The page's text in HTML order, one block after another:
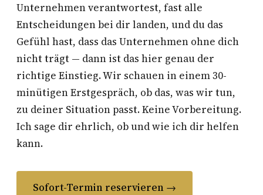
Unternehmen verantwortest, fast alle
Entscheidungen bei dir landen, und du das
Gefühl hast, dass das Unternehmen ohne dich
nicht trägt — dann ist das hier genau der
richtige Einstieg. Wir schauen in einem 30-
minütigen Erstgespräch, ob das, was wir tun,
zu deiner Situation passt. Keine Vorbereitung.
Ich sage dir ehrlich, ob und wie ich dir helfen
kann.
Sofort-Termin reservieren →